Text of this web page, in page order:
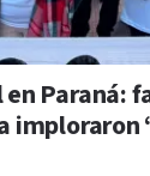
Paraná:
imploraron